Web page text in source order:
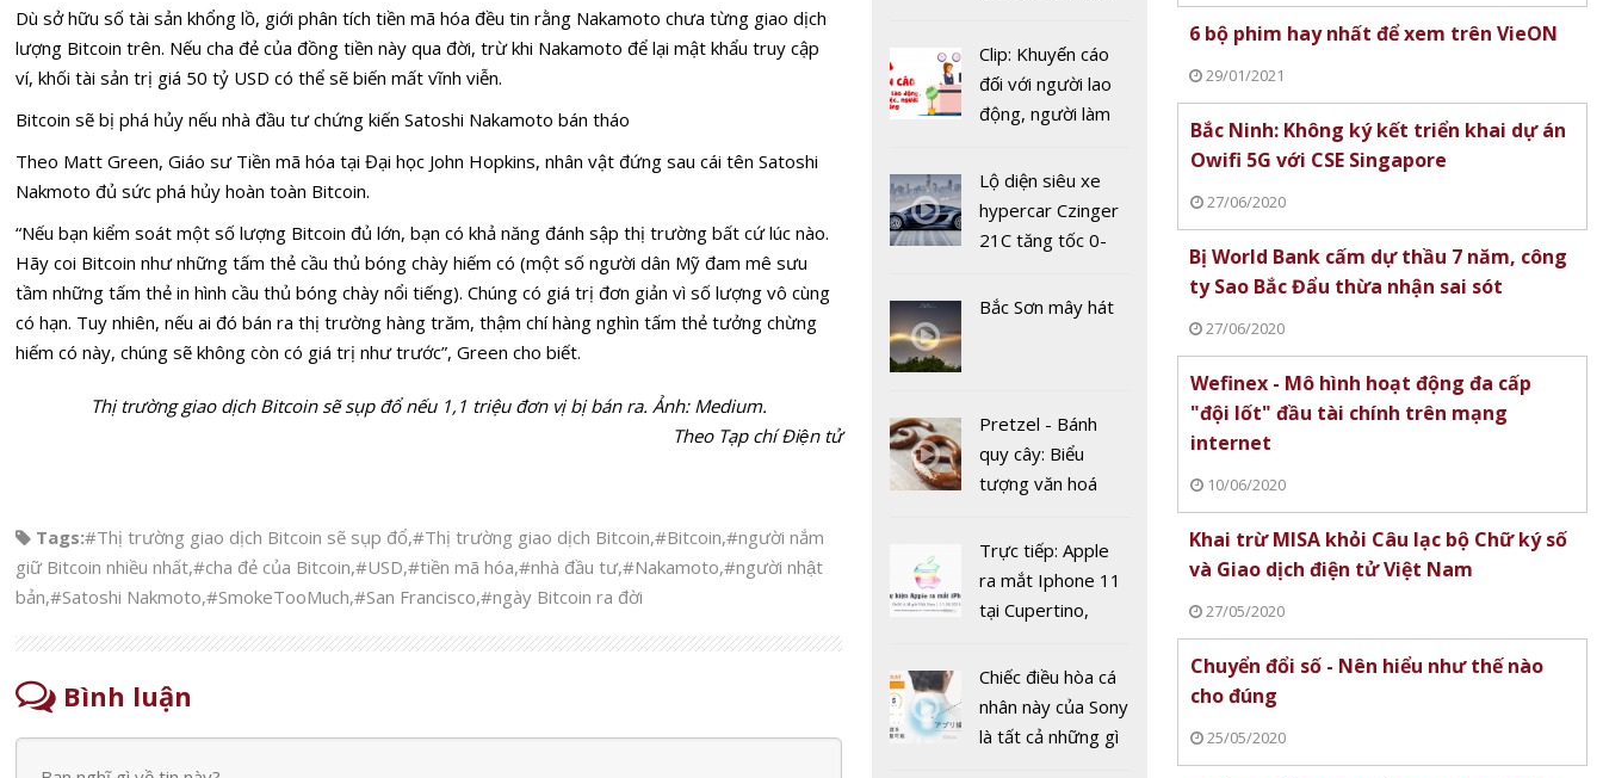
Dù sở hữu số tài sản khổng lồ, giới phân tích tiền mã hóa đều tin rằng Nakamoto chưa từng giao dịch
lượng Bitcoin trên. Nếu cha đẻ của đồng tiền này qua đời, trừ khi Nakamoto để lại mật khẩu truy cập
ví, khối tài sản trị giá 50 tỷ USD có thể sẽ biến mất vĩnh viễn.
Bitcoin sẽ bị phá hủy nếu nhà đầu tư chứng kiến Satoshi Nakamoto bán tháo
Theo Matt Green, Giáo sư Tiền mã hóa tại Đại học John Hopkins, nhân vật đứng sau cái tên Satoshi
Nakmoto đủ sức phá hủy hoàn toàn Bitcoin.
“Nếu bạn kiểm soát một số lượng Bitcoin đủ lớn, bạn có khả năng đánh sập thị trường bất cứ lúc nào.
Hãy coi Bitcoin như những tấm thẻ cầu thủ bóng chày hiếm có (một số người dân Mỹ đam mê sưu
tầm những tấm thẻ in hình cầu thủ bóng chày nổi tiếng). Chúng có giá trị đơn giản vì số lượng vô cùng
có hạn. Tuy nhiên, nếu ai đó bán ra thị trường hàng trăm, thậm chí hàng nghìn tấm thẻ tưởng chừng
hiếm có này, chúng sẽ không còn có giá trị như trước”, Green cho biết.
Thị trường giao dịch Bitcoin sẽ sụp đổ nếu 1,1 triệu đơn vị bị bán ra. Ảnh: Medium.
Theo Tạp chí Điện tử
Tags:#Thị trường giao dịch Bitcoin sẽ sụp đổ,#Thị trường giao dịch Bitcoin,#Bitcoin,#người nắm
giữ Bitcoin nhiều nhất,#cha đẻ của Bitcoin,#USD,#tiền mã hóa,#nhà đầu tư,#Nakamoto,#người nhật
bản,#Satoshi Nakmoto,#SmokeTooMuch,#San Francisco,#ngày Bitcoin ra đời
Bình luận
Thoả thuận Brexit
đã vào chặng
nước rút nhưng
điểm phiên 1/10
hàng trăm triệu
USD, taxi truyền
thông của Việt
Clip: Khuyến cáo
đối với người lao
động, người làm
hàng tại khu dịch
vụ trong dịch
Covid-19
Lộ diện siêu xe
hypercar Czinger
21C tăng tốc 0-
2 giây
Bắc Sơn mây hát
Pretzel - Bánh
quy cây: Biểu
tượng văn hoá
tranh cãi về nguồn
gốc
Trực tiếp: Apple
ra mắt Iphone 11
tại Cupertino,
Chiếc điều hòa cá
nhân này của Sony
là tất cả những gì
6 bộ phim hay nhất để xem trên VieON
29/01/2021
Bắc Ninh: Không ký kết triển khai dự án
Owifi 5G với CSE Singapore
27/06/2020
Bị World Bank cấm dự thầu 7 năm, công
ty Sao Bắc Đẩu thừa nhận sai sót
27/06/2020
Wefinex - Mô hình hoạt động đa cấp
"đội lốt" đầu tài chính trên mạng
internet
10/06/2020
Khai trừ MISA khỏi Câu lạc bộ Chữ ký số
và Giao dịch điện tử Việt Nam
27/05/2020
Chuyển đổi số - Nên hiểu như thế nào
cho đúng
25/05/2020